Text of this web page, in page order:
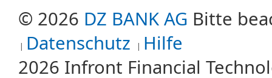
© 2026 DZ BANK AG Bitte
Datenschutz Hilfe
2026 Infront Financial